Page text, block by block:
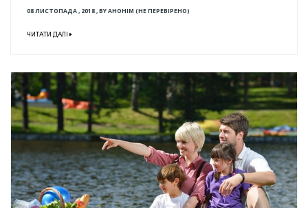
08 ЛИСТОПАДА , 2018,BYАНОНІМ (НЕ ПЕРЕВІРЕНО)
ЧИТАТИ ДАЛІ